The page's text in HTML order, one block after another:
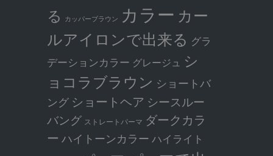
る カッパーブラウン カラー カー
ルアイロンで出来る グラ
デーションカラー グレージュ シ
ョコラブラウン ショートバ
ング ショートヘア シースルー
バング ストレートパーマ ダークカラ
ー ハイトーンカラー ハイライト